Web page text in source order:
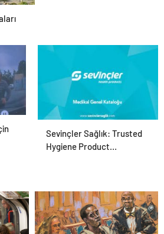
Sevinçler Sağlık: Trusted
Hygiene Product